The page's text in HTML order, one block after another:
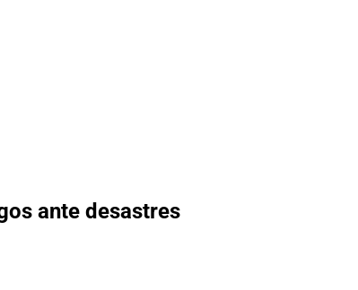
ante desastres